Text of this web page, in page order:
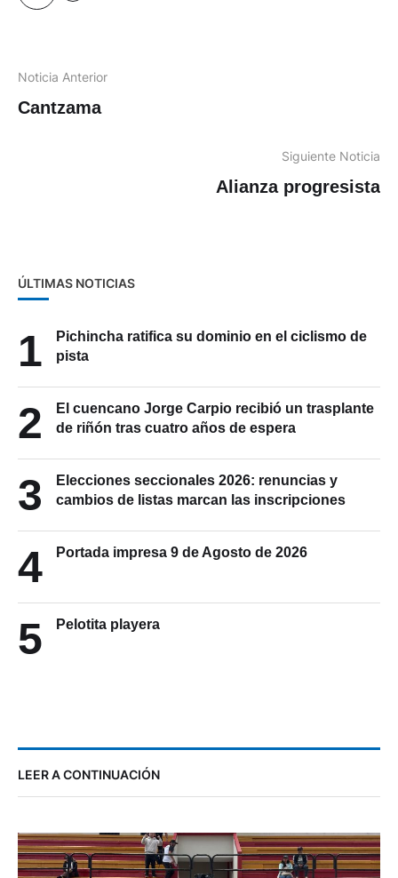
Noticia Anterior
Cantzama
Siguiente Noticia
Alianza progresista
ÚLTIMAS NOTICIAS
1
Pichincha ratifica su dominio en el ciclismo de
pista
2
El cuencano Jorge Carpio recibió un trasplante
de riñón tras cuatro años de espera
3
Elecciones seccionales 2026: renuncias y
cambios de listas marcan las inscripciones
4 Portada impresa 9 de Agosto de 2026
5 Pelotita playera
LEER A CONTINUACIÓN